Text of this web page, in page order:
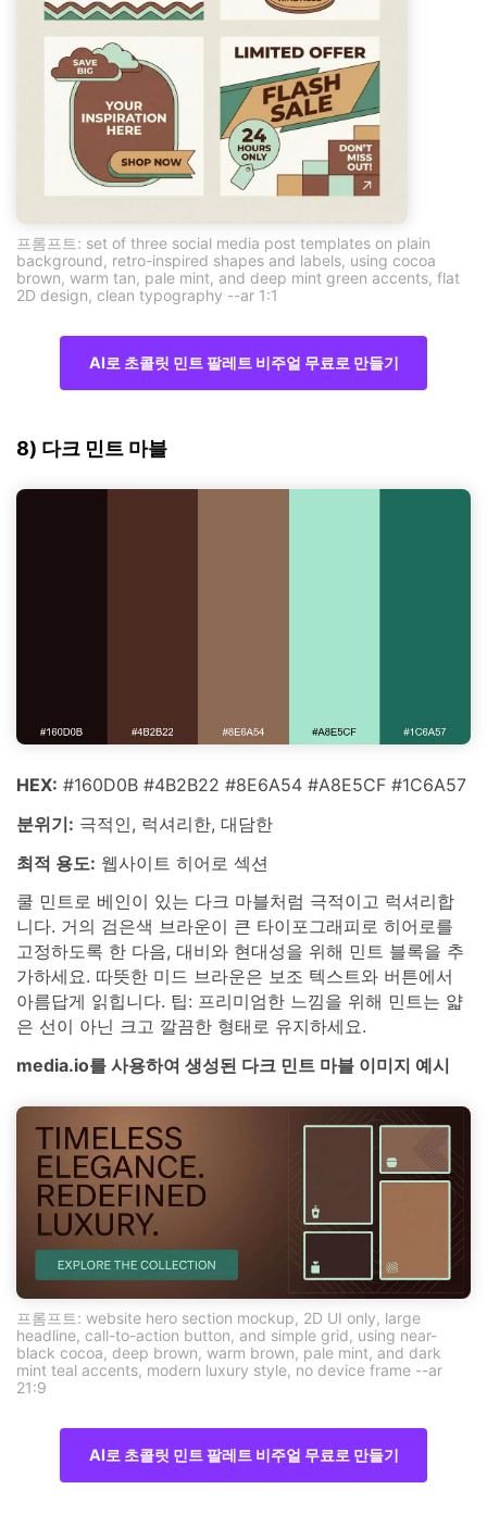
프롬프트: set of three social media post templates on plain
background, retro-inspired shapes and labels, using cocoa
brown, warm tan, pale mint, and deep mint green accents, flat
2D design, clean typography --ar 1:1
AI로 초콜릿 민트 팔레트 비주얼 무료로 만들기
8) 다크 민트 마블
HEX: #160D0B #4B2B22 #8E6A54 #A8E5CF #1C6A57
분위기: 극적인, 럭셔리한, 대담한
최적 용도: 웹사이트 히어로 섹션
쿨 민트로 베인이 있는 다크 마블처럼 극적이고 럭셔리합
니다. 거의 검은색 브라운이 큰 타이포그래피로 히어로를
고정하도록 한 다음, 대비와 현대성을 위해 민트 블록을 추
가하세요. 따뜻한 미드 브라운은 보조 텍스트와 버튼에서
아름답게 읽힙니다. 팁: 프리미엄한 느낌을 위해 민트는 얇
은 선이 아닌 크고 깔끔한 형태로 유지하세요.
media.io를 사용하여 생성된 다크 민트 마블 이미지 예시
프롬프트: website hero section mockup, 2D UI only, large
headline, call-to-action button, and simple grid, using near-
black cocoa, deep brown, warm brown, pale mint, and dark
mint teal accents, modern luxury style, no device frame --ar
21:9
AI로 초콜릿 민트 팔레트 비주얼 무료로 만들기